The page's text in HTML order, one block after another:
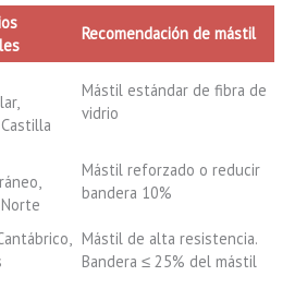
Recomendación de mástil
Mástil estándar de fibra de
vidrio
Mástil reforzado o reducir
bandera 10%
Mástil de alta resistencia.
Bandera ≤ 25% del mástil